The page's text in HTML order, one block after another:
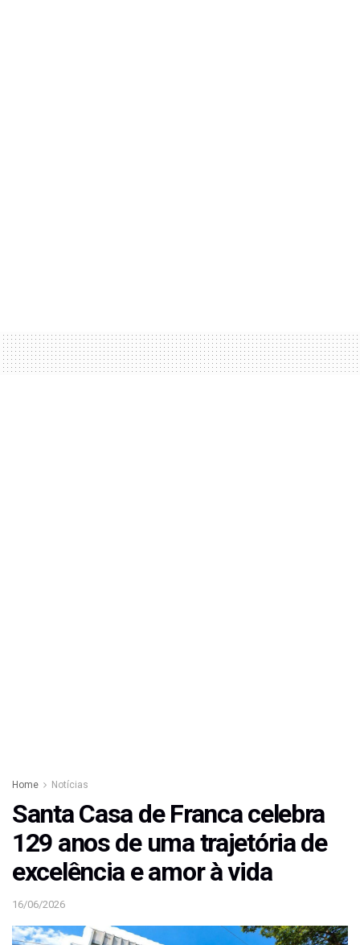
Home Notícias
Santa Casa de Franca celebra
129 anos de uma trajetória de
excelência e amor à vida
16/06/2026